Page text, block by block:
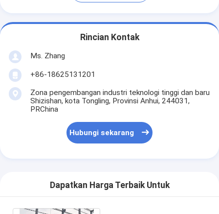
Rincian Kontak
Ms. Zhang
+86-18625131201
Zona pengembangan industri teknologi tinggi dan baru
Shizishan, kota Tongling, Provinsi Anhui, 244031,
PRChina
Hubungi sekarang
Dapatkan Harga Terbaik Untuk